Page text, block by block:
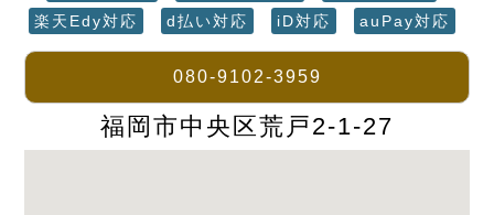
楽天Edy対応
d払い対応 iD対応 auPay対応
080-9102-3959
福岡市中央区荒戸2-1-27